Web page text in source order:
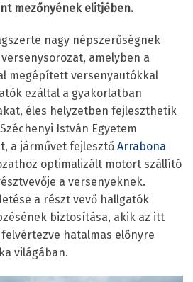
mezőnyének elitjében.
nagy népszerűségnek
amelyben a
megépített versenyautókkal
ezáltal a gyakorlatban
éles helyzetben fejleszthetik
István Egyetem
a járművet fejlesztő Arrabona
optimalizált motort szállító
a versenyeknek.
a részt vevő hallgatók
biztosítása, akik az itt
hatalmas előnyre
világában.